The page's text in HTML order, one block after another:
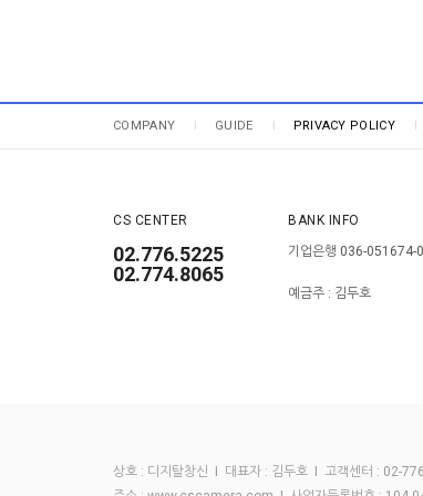
COMPANY GUIDE PRIVACY POLICY
CS CENTER
02.776.5225
02.774.8065
BANK INFO
기업은행 036-051674-
예금주 : 김두호
상호 : 디지탈창신 I 대표자 : 김두호 I 고객센터 : 02-